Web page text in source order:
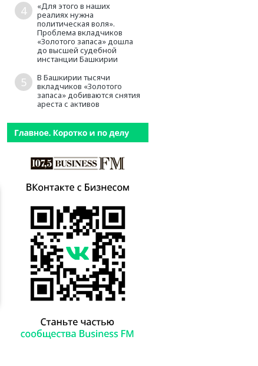
4
«Для этого в наших
реалиях нужна
политическая воля».
Проблема вкладчиков
«Золотого запаса» дошла
до высшей судебной
инстанции Башкирии
5
В Башкирии тысячи
вкладчиков «Золотого
запаса» добиваются снятия
ареста с активов